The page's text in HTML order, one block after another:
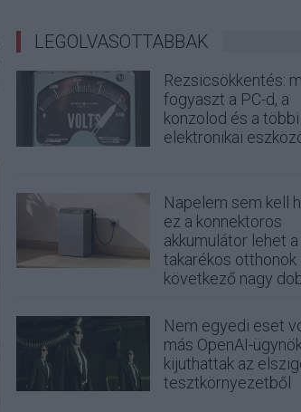
LEGOLVASOTTABBAK
Rezsicsökkentés:
fogyaszt a PC-d, a
konzolod és a többi
elektronikai
Napelem sem kell
ez a konnektoros
akkumulátor lehet a
takarékos otthonok
következő nagy
Nem egyedi eset
más OpenAI-
kijuthattak az
tesztkörnyezetből